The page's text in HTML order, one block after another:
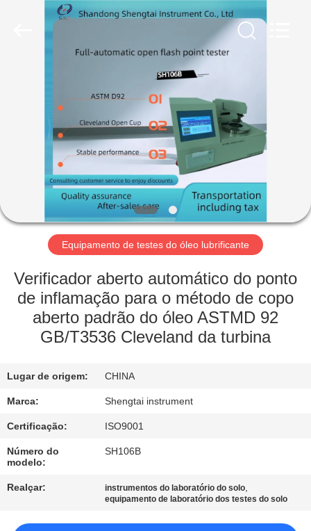
PRODUTOS
SOBRE
EXCURSÃO
FÁBRICA
CONTROLE
CONTACTE-
NOS
PEÇA
UMAS
CITAÇÕES
Equipamento de testes do óleo lubrificante
Verificador aberto automático do ponto
de inflamação para o método de copo
aberto padrão do óleo ASTMD 92
GB/T3536 Cleveland da turbina
Lugar de origem: CHINA
Marca: Shengtai instrument
Certificação: ISO9001
Número do
modelo:
SH106B
Realçar: instrumentos do laboratório do solo,
equipamento de laboratório dos testes do solo